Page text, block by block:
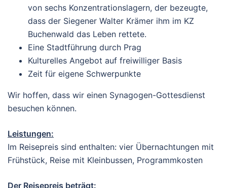
von sechs Konzentrationslagern, der bezeugte,
dass der Siegener Walter Krämer ihm im KZ
Buchenwald das Leben rettete.
Eine Stadtführung durch Prag
Kulturelles Angebot auf freiwilliger Basis
Zeit für eigene Schwerpunkte
Wir hoffen, dass wir einen Synagogen-Gottesdienst
besuchen können.
Leistungen:
Im Reisepreis sind enthalten: vier Übernachtungen mit
Frühstück, Reise mit Kleinbussen, Programmkosten
Der Reisepreis beträgt: